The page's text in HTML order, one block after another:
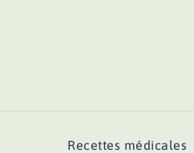
Recettes médicales